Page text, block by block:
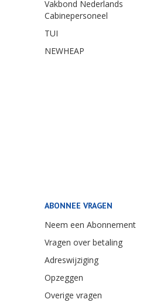
Vakbond Nederlands
Cabinepersoneel
TUI
NEWHEAP
ABONNEE VRAGEN
Neem een Abonnement
Vragen over betaling
Adreswijziging
Opzeggen
Overige vragen